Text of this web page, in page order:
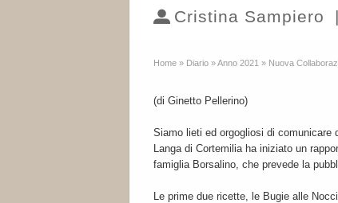
Cristina Sampiero |
Home » Diario »Anno 2021 » Nuova
(di Ginetto Pellerino)
Siamo lieti ed orgogliosi di comunicare
Langa di Cortemilia ha iniziato un
famiglia Borsalino, che prevede la
Le prime due ricette, le Bugie alle